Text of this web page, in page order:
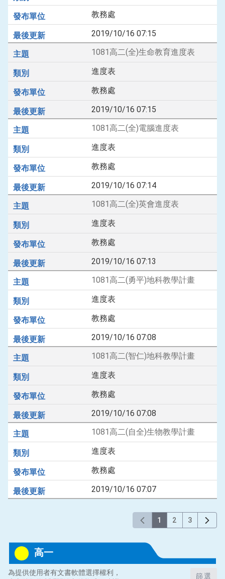
教務處
2019/10/16 07:15
1081高二(全)生命教育進度表
進度表
教務處
2019/10/16 07:15
1081高二(全)電腦進度表
進度表
教務處
2019/10/16 07:14
1081高二(全)英會進度表
進度表
教務處
2019/10/16 07:13
1081高二(勇平)地科教學計畫
進度表
教務處
2019/10/16 07:08
1081高二(智仁)地科教學計畫
進度表
教務處
2019/10/16 07:08
1081高二(自全)生物教學計畫
進度表
教務處
2019/10/16 07:07
1 2 3
高一
為提供使用者有文書軟體選擇權利，
篩選